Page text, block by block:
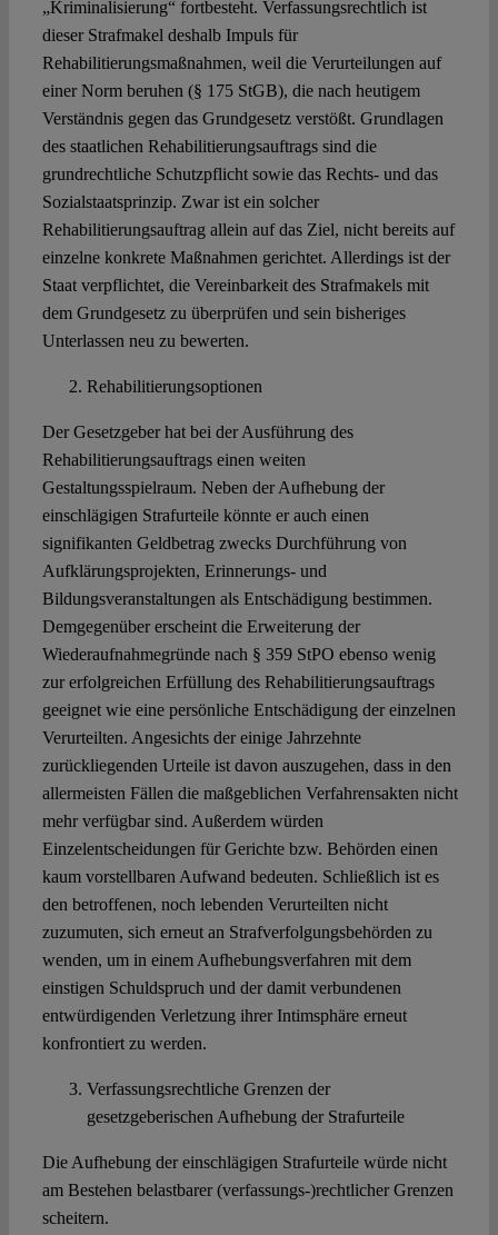
„Kriminalisierung“ fortbesteht. Verfassungsrechtlich ist
dieser Strafmakel deshalb Impuls für
Rehabilitierungsmaßnahmen, weil die Verurteilungen auf
einer Norm beruhen (§ 175 StGB), die nach heutigem
Verständnis gegen das Grundgesetz verstößt. Grundlagen
des staatlichen Rehabilitierungsauftrags sind die
grundrechtliche Schutzpflicht sowie das Rechts- und das
Sozialstaatsprinzip. Zwar ist ein solcher
Rehabilitierungsauftrag allein auf das Ziel, nicht bereits auf
einzelne konkrete Maßnahmen gerichtet. Allerdings ist der
Staat verpflichtet, die Vereinbarkeit des Strafmakels mit
dem Grundgesetz zu überprüfen und sein bisheriges
Unterlassen neu zu bewerten.
Rehabilitierungsoptionen
Der Gesetzgeber hat bei der Ausführung des
Rehabilitierungsauftrags einen weiten
Gestaltungsspielraum. Neben der Aufhebung der
einschlägigen Strafurteile könnte er auch einen
signifikanten Geldbetrag zwecks Durchführung von
Aufklärungsprojekten, Erinnerungs- und
Bildungsveranstaltungen als Entschädigung bestimmen.
Demgegenüber erscheint die Erweiterung der
Wiederaufnahmegründe nach § 359 StPO ebenso wenig
zur erfolgreichen Erfüllung des Rehabilitierungsauftrags
geeignet wie eine persönliche Entschädigung der einzelnen
Verurteilten. Angesichts der einige Jahrzehnte
zurückliegenden Urteile ist davon auszugehen, dass in den
allermeisten Fällen die maßgeblichen Verfahrensakten nicht
mehr verfügbar sind. Außerdem würden
Einzelentscheidungen für Gerichte bzw. Behörden einen
kaum vorstellbaren Aufwand bedeuten. Schließlich ist es
den betroffenen, noch lebenden Verurteilten nicht
zuzumuten, sich erneut an Strafverfolgungsbehörden zu
wenden, um in einem Aufhebungsverfahren mit dem
einstigen Schuldspruch und der damit verbundenen
entwürdigenden Verletzung ihrer Intimsphäre erneut
konfrontiert zu werden.
Verfassungsrechtliche Grenzen der
gesetzgeberischen Aufhebung der Strafurteile
Die Aufhebung der einschlägigen Strafurteile würde nicht
am Bestehen belastbarer (verfassungs-)rechtlicher Grenzen
scheitern.